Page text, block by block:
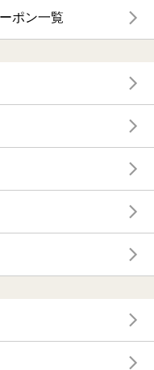
ポン一覧